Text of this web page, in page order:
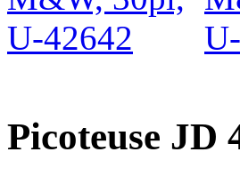
Picoteuse JD